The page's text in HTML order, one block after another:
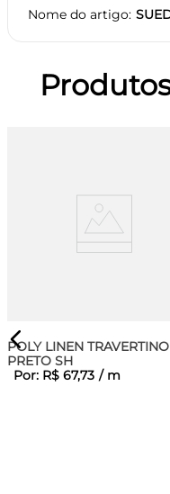
Nome do artigo
POLY LINEN TRAVERTINO
PRETO SH
Por: R$ 67,73 / m